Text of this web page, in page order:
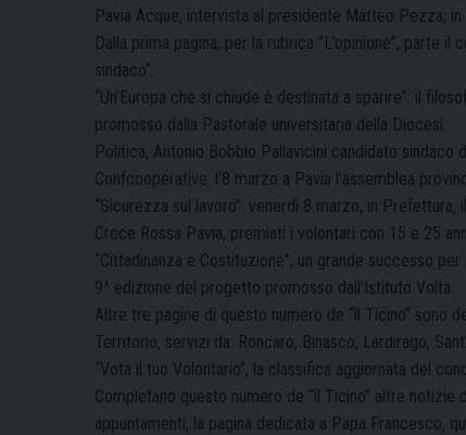
Pavia Acque, intervista al presidente Matteo Pezza;
Dalla prima pagina, per la rubrica “L’opinione”, parte
sindaco”.
“Un’Europa che si chiude è destinata a sparire”: il
promosso dalla Pastorale universitaria della Diocesi.
Politica, Antonio Bobbio Pallavicini candidato sindaco
Confcooperative: l’8 marzo a Pavia l’assemblea
“Sicurezza sul lavoro”: venerdì 8 marzo, in
Croce Rossa Pavia, premiati i volontari con 15 e 25
“Cittadinanza e Costituzione”, un grande successo
9^ edizione del progetto promosso dall’Istituto Volta.
Altre tre pagine di questo numero de “il Ticino” sono
Territorio, servizi da: Roncaro, Binasco, Lardirago,
“Vota il tuo Volontario”, la classifica aggiornata del
Completano questo numero de “il Ticino” altre notizie
appuntamenti, la pagina dedicata a Papa Francesco,